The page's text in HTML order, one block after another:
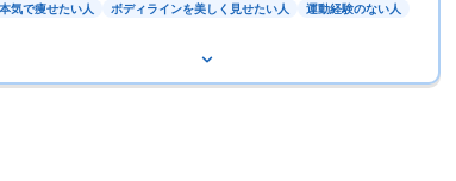
本気で痩せたい人 ボディラインを美しく見せたい人 運動経験のない人